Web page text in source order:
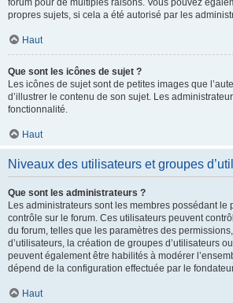
forum pour de multiples raisons. Vous pouvez
propres sujets, si cela a été autorisé par les
Haut
Que sont les icônes de sujet ?
Les icônes de sujet sont de petites images que
d’illustrer le contenu de son sujet. Les
fonctionnalité.
Haut
Niveaux des utilisateurs et groupes
Que sont les administrateurs ?
Les administrateurs sont les membres possédant le
contrôle sur le forum. Ces utilisateurs peuvent
du forum, telles que les paramètres des
d’utilisateurs, la création de groupes d’utilisateurs
peuvent également être habilités à modérer
dépend de la configuration effectuée par le
Haut